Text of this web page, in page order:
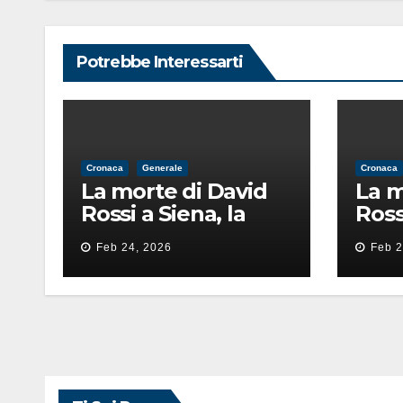
Potrebbe Interessarti
Cronaca Generale
La morte di David
Rossi a Siena, la
perizia lancia la
pista di
un’intimidazione
finita male
Feb 24, 2026
Cronaca
La
Feb